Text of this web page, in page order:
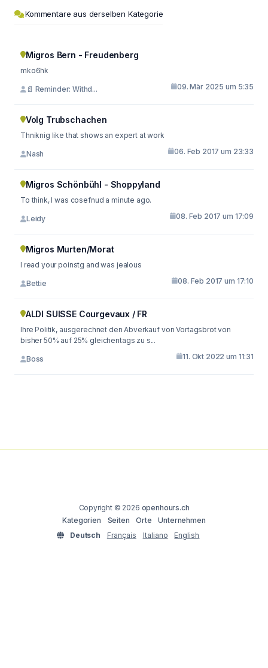
Kommentare aus derselben Kategorie
Migros Bern - Freudenberg
mko6hk
📄 Reminder: Withd... 09. Mär 2025 um 5:35
Volg Trubschachen
Thniknig like that shows an expert at work
Nash 06. Feb 2017 um 23:33
Migros Schönbühl - Shoppyland
To think, I was cosefnud a minute ago.
Leidy 08. Feb 2017 um 17:09
Migros Murten/Morat
I read your poinstg and was jealous
Bettie 08. Feb 2017 um 17:10
ALDI SUISSE Courgevaux / FR
Ihre Politik, ausgerechnet den Abverkauf von Vortagsbrot von
bisher 50% auf 25% gleichentags zu s...
Boss 11. Okt 2022 um 11:31
Copyright © 2026 openhours.ch
Kategorien
Seiten Orte
Unternehmen
Deutsch
Français Italiano English